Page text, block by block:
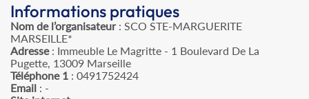
Informations pratiques
Nom de l’organisateur: SCO STE-MARGUERITE
MARSEILLE*
Adresse: Immeuble Le Magritte - 1 Boulevard De La
Pugette, 13009 Marseille
Téléphone 1 : 0491752424
Email : -